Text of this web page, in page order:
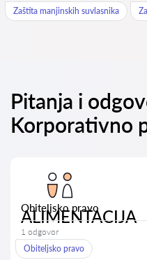
Zaštita manjinskih suvlasnika
Pitanja i
Korporativno
Obiteljsko pravo
ALIMENTACIJA
1 odgovor
Obiteljsko pravo